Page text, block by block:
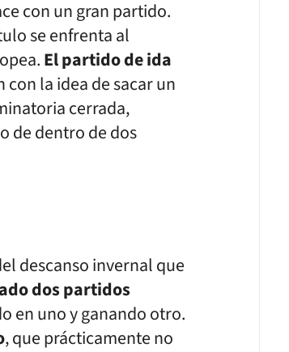
con un gran partido.
se enfrenta al
El partido de ida
con la idea de sacar un
cerrada,
de dentro de dos
descanso invernal que
dos partidos
en uno y ganando otro.
, que prácticamente no